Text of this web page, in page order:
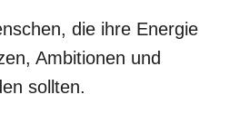
die ihre Energie
Ambitionen und
sollten.